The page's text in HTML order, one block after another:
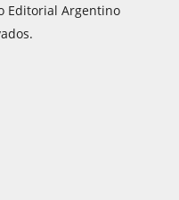
Editorial Argentino